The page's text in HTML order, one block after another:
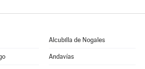
Alcubilla de Nogales
Andavías